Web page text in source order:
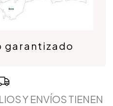
garantizado
Y ENVÍOS TIENEN